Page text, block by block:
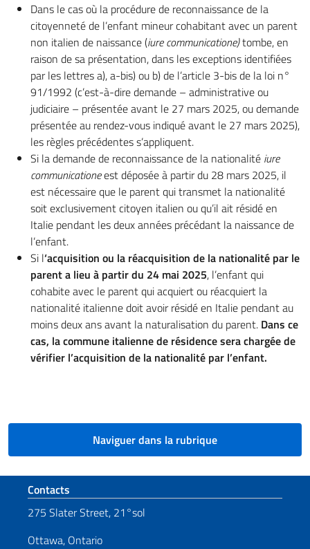
Dans le cas où la procédure de reconnaissance de la
citoyenneté de l’enfant mineur cohabitant avec un parent
non italien de naissance (iure communicatione)tombe, en
raison de sa présentation, dans les exceptions identifiées
par les lettres a), a-bis) ou b) de l’article 3-bis de la loi n°
91/1992 (c’est-à-dire demande – administrative ou
judiciaire – présentée avant le 27 mars 2025, ou demande
présentée au rendez-vous indiqué avant le 27 mars 2025),
les règles précédentes s’appliquent.
Si la demande de reconnaissance de la nationalité iure
communicationeest déposée à partir du 28 mars 2025, il
est nécessaire que le parent qui transmet la nationalité
soit exclusivement citoyen italien ou qu’il ait résidé en
Italie pendant les deux années précédant la naissance de
l’enfant.
Si l‘acquisition ou la réacquisition de la nationalité par le
parent a lieu à partir du 24 mai 2025, l’enfant qui
cohabite avec le parent qui acquiert ou réacquiert la
nationalité italienne doit avoir résidé en Italie pendant au
moins deux ans avant la naturalisation du parent. Dans ce
cas, la commune italienne de résidence sera chargée de
vérifier l’acquisition de la nationalité par l’enfant.
Naviguer dans la rubrique
Section de pied de page
Contacts
275 Slater Street, 21°sol
Ottawa, Ontario